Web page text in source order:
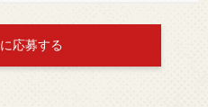
応募する